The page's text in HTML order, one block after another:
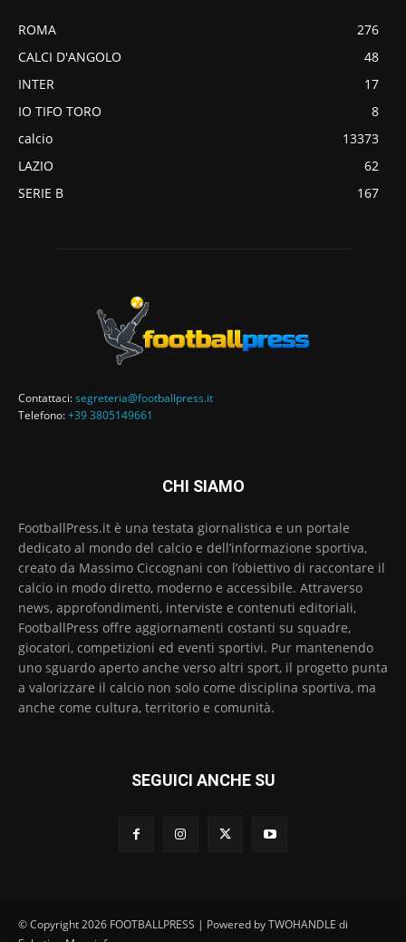
ROMA
276
CALCI D'ANGOLO
48
INTER
17
IO TIFO TORO
8
calcio
13373
LAZIO
62
SERIE B
167
Contattaci:segreteria@footballpress.it
Telefono:+39 3805149661
CHI SIAMO
FootballPress.it è una testata giornalistica e un portale
dedicato al mondo del calcio e dell’informazione sportiva,
creato da Massimo Ciccognani con l’obiettivo di raccontare il
calcio in modo diretto, moderno e accessibile. Attraverso
news, approfondimenti, interviste e contenuti editoriali,
FootballPress offre aggiornamenti costanti su squadre,
giocatori, competizioni ed eventi sportivi. Pur mantenendo
uno sguardo aperto anche verso altri sport, il progetto punta
a valorizzare il calcio non solo come disciplina sportiva, ma
anche come cultura, territorio e comunità.
SEGUICI ANCHE SU
© Copyright 2026 FOOTBALLPRESS | Powered by TWOHANDLE di